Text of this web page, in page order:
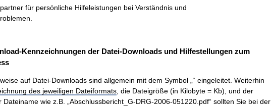
für persönliche Hilfeleistungen bei Verständnis und
Kennzeichnungen der Datei-Downloads und Hilfestellungen zum
auf Datei-Downloads sind allgemein mit dem Symbol „“ eingeleitet. Weiterhin
des jeweiligen Dateiformats, die Dateigröße (in Kilobyte = Kb), und der
Dateiname wie z.B. „Abschlussbericht_G-DRG-2006-051220.pdf“ sollten Sie bei der